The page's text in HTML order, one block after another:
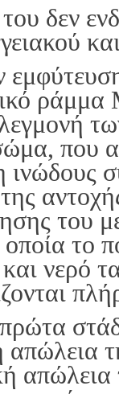
δεν
που
ινώδους
του
το
νερό
απώλεια